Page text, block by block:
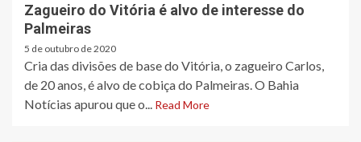
Zagueiro do Vitória é alvo de interesse do
Palmeiras
5 de outubro de 2020
Cria das divisões de base do Vitória, o zagueiro Carlos,
de 20 anos, é alvo de cobiça do Palmeiras. O Bahia
Notícias apurou que o...
Read More